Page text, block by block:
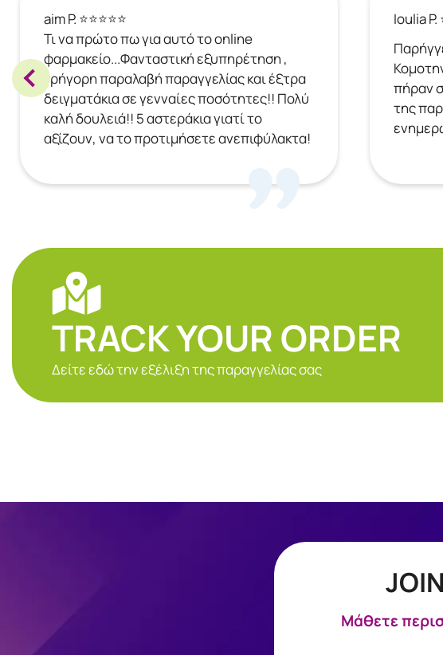
aim P. ⭐⭐⭐⭐⭐
Τι να πρώτο πω για αυτό το online
φαρμακείο...Φανταστική εξυπηρέτηση ,
γρήγορη παραλαβή παραγγελίας και έξτρα
δειγματάκια σε γενναίες ποσότητες!! Πολύ
καλή δουλειά!! 5 αστεράκια γιατί το
αξίζουν, να το προτιμήσετε ανεπιφύλακτα!
Ioulia P.
πήραν
της
TRACK YOUR ORDER
Δείτε εδώ την εξέλιξη της παραγγελίας σας
Mάθετε